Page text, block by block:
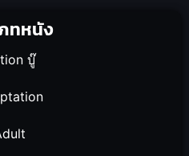
ทหนัง
บู๊